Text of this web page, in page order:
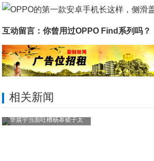
互动留言：你曾用过OPPO Find系列吗？
相关新闻
华晨宇当面吐槽杨幂裙子太